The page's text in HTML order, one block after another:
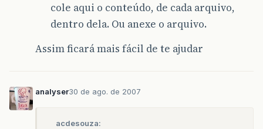
cole aqui o conteúdo, de cada arquivo,
dentro dela. Ou anexe o arquivo.
Assim ficará mais fácil de te ajudar
analyser30 de ago. de 2007
acdesouza: